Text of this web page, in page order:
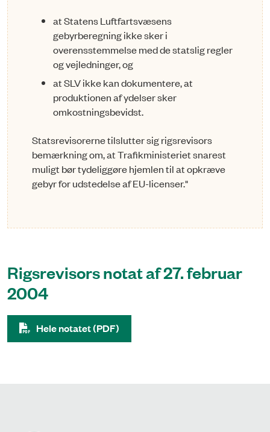
at Statens Luftfartsvæsens
gebyrberegning ikke sker i
overensstemmelse med de statslig regler
og vejledninger, og
at SLV ikke kan dokumentere, at
produktionen af ydelser sker
omkostningsbevidst.
Statsrevisorerne tilslutter sig rigsrevisors
bemærkning om, at Trafikministeriet snarest
muligt bør tydeliggøre hjemlen til at opkræve
gebyr for udstedelse af EU-licenser."
Rigsrevisors notat af 27. februar
2004
Hele notatet (PDF)